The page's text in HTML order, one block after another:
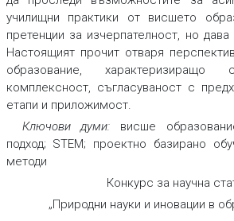
училищни практики от висшето
претенции за изчерпателност, но
Настоящият прочит отваря
образование,
комплексност, съгласуваност с
етапи и приложимост.
Ключови думи: висше
подход; STEM; проектно базирано
методи
Конкурс за научна
„Природни науки и иновации в